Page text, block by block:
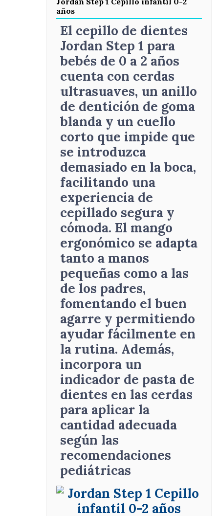
años
El cepillo de dientes
Jordan Step 1 para
bebés de 0 a 2 años
cuenta con cerdas
ultrasuaves, un anillo
de dentición de goma
blanda y un cuello
corto que impide que
se introduzca
demasiado en la boca,
facilitando una
experiencia de
cepillado segura y
cómoda. El mango
ergonómico se adapta
tanto a manos
pequeñas como a las
de los padres,
fomentando el buen
agarre y permitiendo
ayudar fácilmente en
la rutina. Además,
incorpora un
indicador de pasta de
dientes en las cerdas
para aplicar la
cantidad adecuada
según las
recomendaciones
pediátricas